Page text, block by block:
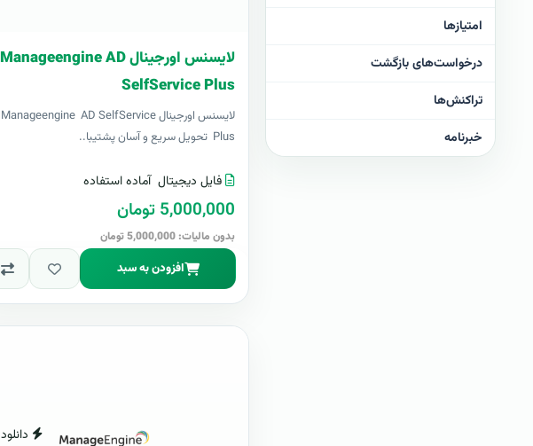
لایسنس اورجینال Manageengine AD
SelfService Plus
لایسنس اورجینال Manageengine AD SelfService
Plus تحویل سریع و آسان پشتیبا..
فایل دیجیتال آماده استفاده
5,000,000 تومان
بدون مالیات: 5,000,000 تومان
افزودن به سبد
دانلود
امتیازها
درخواست‌های بازگشت
تراکنش‌ها
خبرنامه